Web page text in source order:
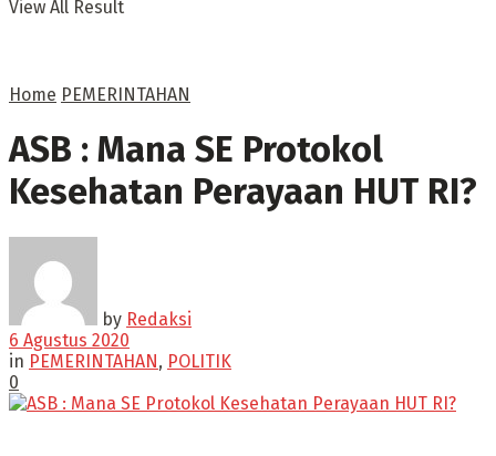
View All Result
Home PEMERINTAHAN
ASB : Mana SE Protokol
Kesehatan Perayaan HUT RI?
by Redaksi
6 Agustus 2020
in PEMERINTAHAN, POLITIK
0